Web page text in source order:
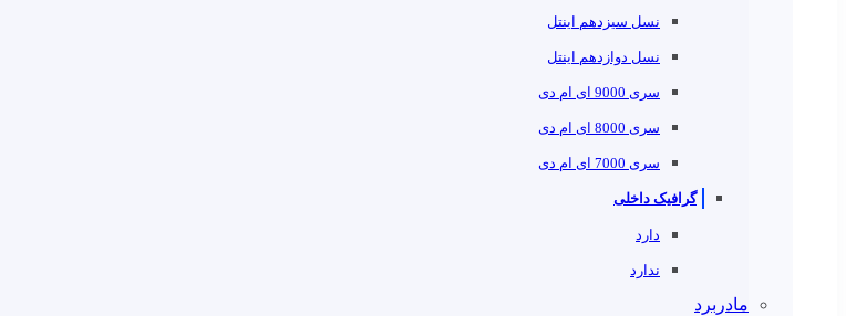
نسل سیزدهم اینتل
نسل دوازدهم اینتل
سری 9000 ای ام دی
سری 8000 ای ام دی
سری 7000 ای ام دی
گرافیک داخلی
دارد
ندارد
مادربرد